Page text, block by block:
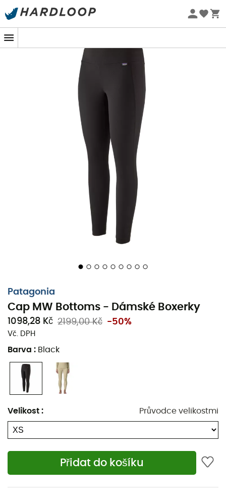
Letní akce 🔥 -5 % EXTRA při nákupu 2 produktů* s kódem
Patagonia
Cap MW Bottoms - Dámské Boxerky
1098,28 Kč 2199,00 Kč -50%
Vč. DPH
Barva : Black
Velikost : Průvodce velikostmi
Přidat do košíku
jsou boxerky pro
. Vyrobené z polyesteru zcela složeného z
recyklovaných vláken, budou vás všestranně
doprovázet při různých aktivitách. Díky měkkému
povrchu bude příjemné je nosit jako doplněk k jinému
oděvu. Jejich tepelná izolace a účinné větrání jsou
umožněny strukturou z dutých vláken. Konečně, dobrá
správa zápachu, pro svěží oděv po delší dobu, je možná
HeiQ® Fresh . Efektivní a trvanlivé,
, které potřebujete!
Materiál: dvojitý úplet 100 % recyklovaný polyester -
Fresh pro trvalou správu zápachu
mezi lehkostí, prodyšností a odvodem potu. Jeho
měkký a hladký vnější povrch usnadňuje vrstvení s
jinými oděvy, zatímco integrovaná úprava HeiQ
Fresh zajišťuje trvalou správu zápachu
Elastický pas z kartáčovaného materiálu, měkký a
snadné sušení
Vnitřní diamantový vzor Capilene® Midweight
usnadnění odvodu potu
Klínek v rozkroku pro větší pohodlí a široký rozsah
pohybu
Bezchybná konstrukce s plochými švy pro
zabránění tření a snížení objemu materiálu; velmi
praktický poklopec, kompatibilní s nošením úvazku